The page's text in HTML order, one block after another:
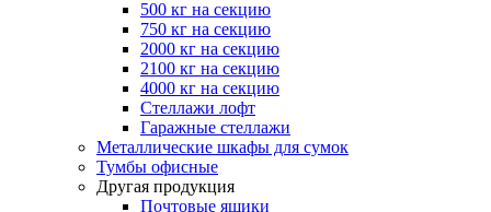
500 кг на секцию
750 кг на секцию
2000 кг на секцию
2100 кг на секцию
4000 кг на секцию
Стеллажи лофт
Гаражные стеллажи
Металлические шкафы для сумок
Тумбы офисные
Другая продукция
Почтовые ящики